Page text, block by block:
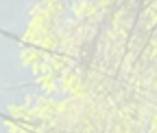
zur Verfügung.
Der Erfolg naturnaher
maßgeblich von einer guten Abstimmung
Behörden und den regionalen Akteuren,
Grundstückseigentümern und -nutzern,
Vorbereitung und Moderation dieser
HLG. Sie erfolgen in Form von Runden